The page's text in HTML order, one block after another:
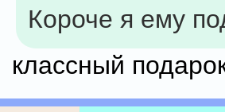
Короче я ему
классный